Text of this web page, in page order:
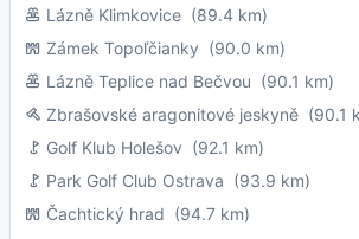
Lázně Klimkovice (89.4 km)
Zámek Topoľčianky (90.0 km)
Lázně Teplice nad Bečvou (90.1 km)
Zbrašovské aragonitové jeskyně (90.1
Golf Klub Holešov (92.1 km)
Park Golf Club Ostrava (93.9 km)
Čachtický hrad (94.7 km)